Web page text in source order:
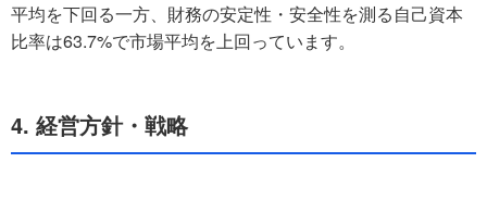
平均を下回る一方、財務の安定性・安全性を測る自己資本
比率は63.7%で市場平均を上回っています。
4. 経営方針・戦略